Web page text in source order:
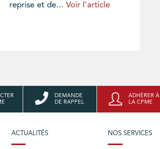
reprise et de... Voir l'article
DEMANDE
DE RAPPEL
ADHÉRER À
LA CPME
ACTUALITÉS NOS SERVICES